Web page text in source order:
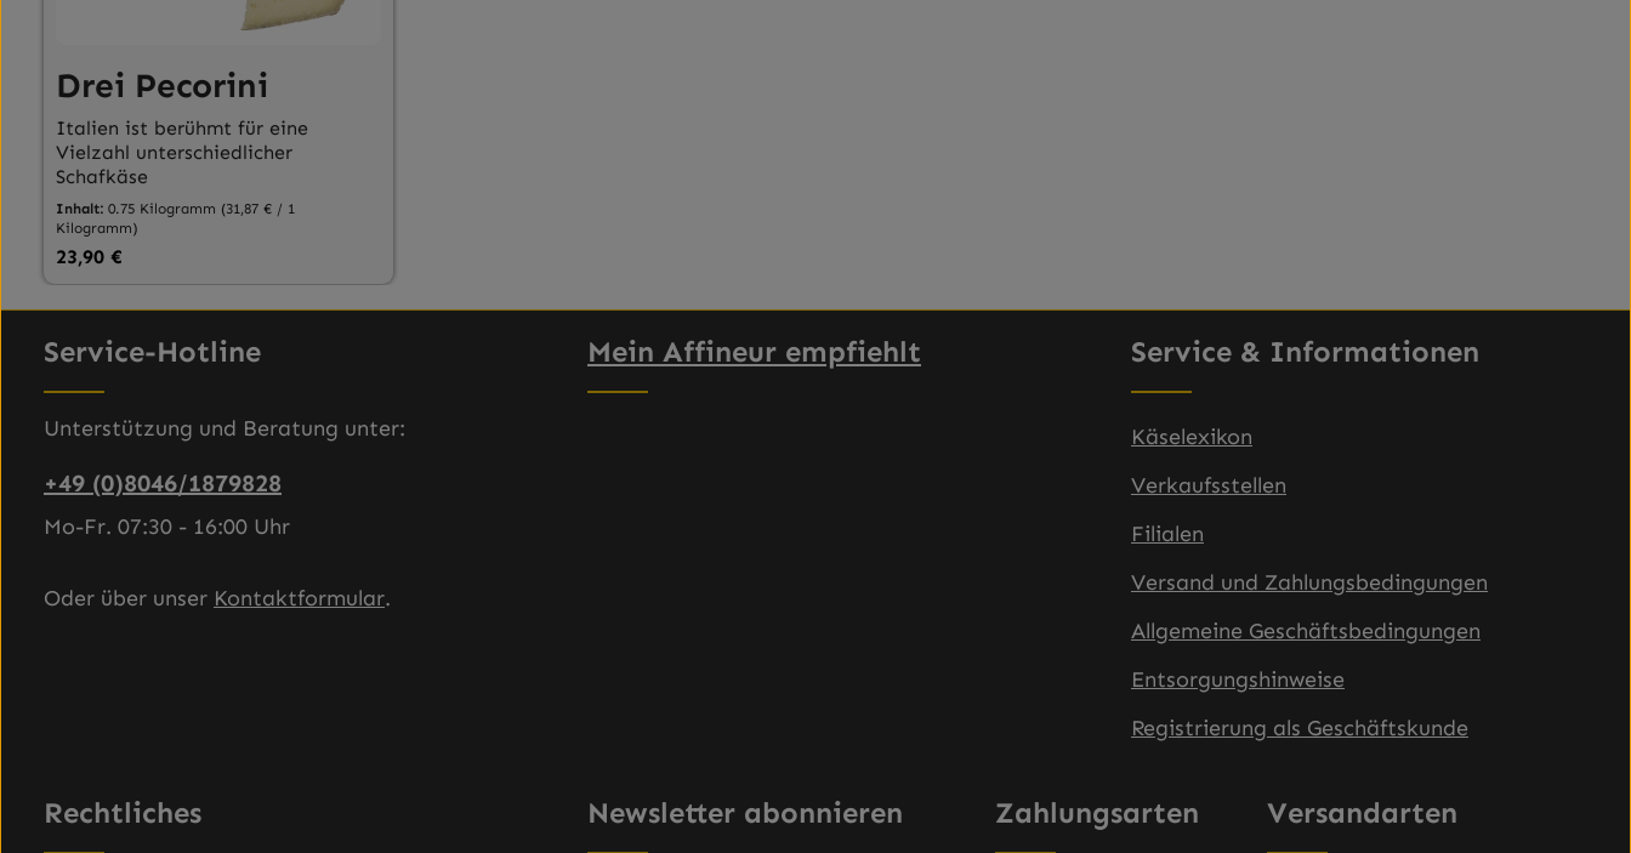
Drei Pecorini
Italien ist berühmt für eine
Vielzahl unterschiedlicher
Schafkäse
Inhalt:0.75 Kilogramm (31,87 € / 1
Kilogramm)
Regulärer Preis:
23,90 €
Service-Hotline
Unterstützung und Beratung unter:
+49 (0)8046/1879828
Mo-Fr. 07:30 - 16:00 Uhr
Oder über unser Kontaktformular.
Mein Affineur empfiehlt Service & Informationen
Käselexikon
Verkaufsstellen
Filialen
Versand und Zahlungsbedingungen
Allgemeine Geschäftsbedingungen
Entsorgungshinweise
Registrierung als Geschäftskunde
Rechtliches Newsletter abonnieren Zahlungsarten Versandarten